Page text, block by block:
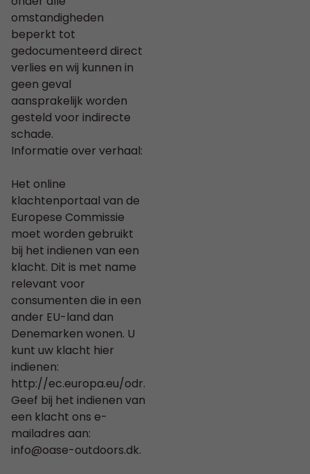
omstandigheden
beperkt tot
gedocumenteerd direct
verlies en wij kunnen in
geen geval
aansprakelijk worden
gesteld voor indirecte
schade.
Informatie over verhaal:
Het online
klachtenportaal van de
Europese Commissie
moet worden gebruikt
bij het indienen van een
klacht. Dit is met name
relevant voor
consumenten die in een
ander EU-land dan
Denemarken wonen. U
kunt uw klacht hier
indienen:
http://ec.europa.eu/odr.
Geef bij het indienen van
een klacht ons e-
mailadres aan:
info@oase-outdoors.dk.